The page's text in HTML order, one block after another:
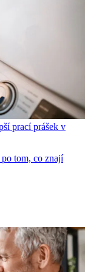
prací prášek v
tom, co znají